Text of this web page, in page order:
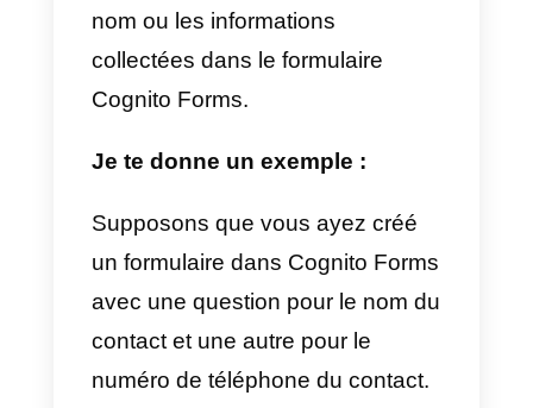
intégration, la synchronisation
automatique des contacts
avec Callbell sera réalisée.
Un exemple concret serait de
créer un formulaire dans Cognito
Forms pour collecter des
WhatsApp et les classer à travers